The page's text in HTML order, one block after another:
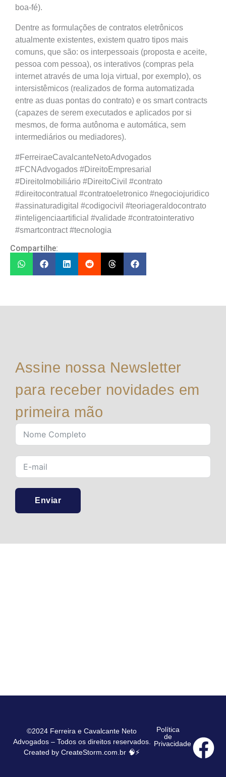
boa-fé).
Dentre as formulações de contratos eletrônicos
atualmente existentes, existem quatro tipos mais
comuns, que são: os interpessoais (proposta e aceite,
pessoa com pessoa), os interativos (compras pela
internet através de uma loja virtual, por exemplo), os
intersistêmicos (realizados de forma automatizada
entre as duas pontas do contrato) e os smart contracts
(capazes de serem executados e aplicados por si
mesmos, de forma autônoma e automática, sem
intermediários ou mediadores).
#FerreiraeCavalcanteNetoAdvogados
#FCNAdvogados #DireitoEmpresarial
#DireitoImobiliário #DireitoCivil #contrato
#direitocontratual #contratoeletronico #negociojuridico
#assinaturadigital #codigocivil #teoriageraldocontrato
#inteligenciaartificial #validade #contratointerativo
#smartcontract #tecnologia
Compartilhe:
Assine nossa Newsletter
para receber novidades em
primeira mão
Enviar
©2024 Ferreira e Cavalcante Neto
Advogados – Todos os direitos reservados.
Created byCreateStorm.com.br 🧠⚡
Política
de
Privacidade